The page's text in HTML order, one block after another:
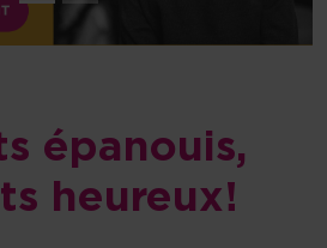
épanouis,
heureux!